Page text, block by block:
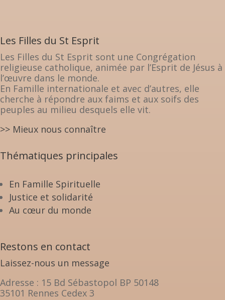
Les Filles du St Esprit
Les Filles du St Esprit sont une Congrégation
religieuse catholique, animée par l’Esprit de Jésus à
l’œuvre dans le monde.
En Famille internationale et avec d’autres, elle
cherche à répondre aux faims et aux soifs des
peuples au milieu desquels elle vit.
>> Mieux nous connaître
Thématiques principales
En Famille Spirituelle
Justice et solidarité
Au cœur du monde
Restons en contact
Laissez-nous un message
Adresse : 15 Bd Sébastopol BP 50148
35101 Rennes Cedex 3